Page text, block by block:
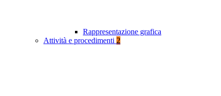
Rappresentazione grafica
Attività e procedimenti 2